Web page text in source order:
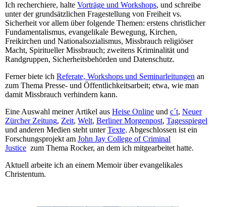
Ich recherchiere, halte Vorträge und Workshops, und schreibe
unter der grundsätzlichen Fragestellung von Freiheit vs.
Sicherheit vor allem über folgende Themen: erstens christlicher
Fundamentalismus, evangelikale Bewegung, Kirchen,
Freikirchen und Nationalsozialismus, Missbrauch religiöser
Macht, Spiritueller Missbrauch; zweitens Kriminalität und
Randgruppen, Sicherheitsbehörden und Datenschutz.
Ferner biete ich Referate, Workshops und Seminarleitungen an
zum Thema Presse- und Öffentlichkeitsarbeit; etwa, wie man
damit Missbrauch verhindern kann.
Eine Auswahl meiner Artikel aus Heise Online und c´t, Neuer
Zürcher Zeitung, Zeit, Welt, Berliner Morgenpost, Tagesspiegel
und anderen Medien steht unterTexte. Abgeschlossen ist ein
Forschungsprojekt am John Jay College of Criminal
Justice zum Thema Rocker, an dem ich mitgearbeitet hatte.
Aktuell arbeite ich an einem Memoir über evangelikales
Christentum.